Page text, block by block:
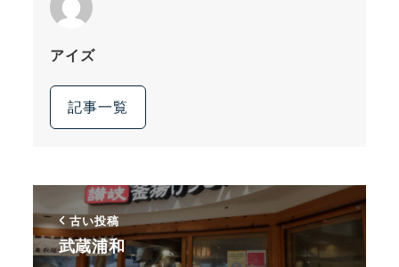
アイズ
記事一覧
古い投稿
武蔵浦和